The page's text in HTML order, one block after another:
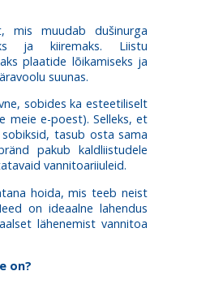
mis muudab dušinurga
ja kiiremaks. Liistu
plaatide lõikamiseks ja
suunas.
sobides ka esteetiliselt
meie e-poest). Selleks, et
tasub osta sama
pakub kaldliistudele
vannitoariiuleid.
hoida, mis teeb neist
on ideaalne lahendus
lähenemist vannitoa
on?